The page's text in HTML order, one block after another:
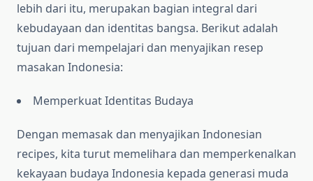
lebih dari itu, merupakan bagian integral dari
kebudayaan dan identitas bangsa. Berikut adalah
tujuan dari mempelajari dan menyajikan resep
masakan Indonesia:
Memperkuat Identitas Budaya
Dengan memasak dan menyajikan Indonesian
recipes, kita turut memelihara dan memperkenalkan
kekayaan budaya Indonesia kepada generasi muda